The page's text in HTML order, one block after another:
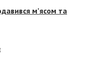
м’ясом та